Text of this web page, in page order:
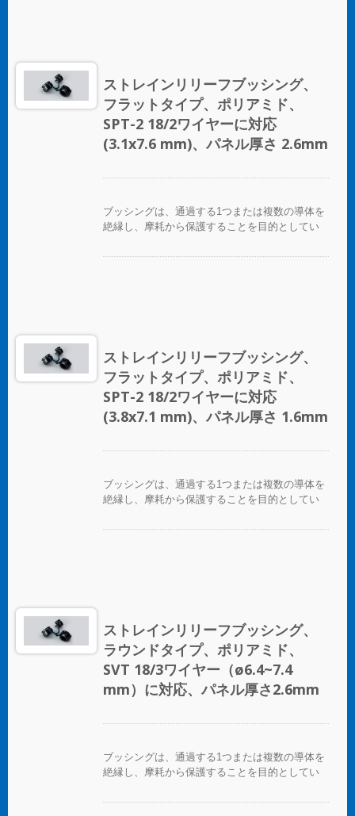
ストレインリリーフブッシング、
フラットタイプ、ポリアミド、
SPT-2 18/2ワイヤーに対応
(3.1x7.6 mm)、パネル厚さ 2.6mm
ブッシングは、通過する1つまたは複数の導体を
絶縁し、摩耗から保護することを目的としてい
ストレインリリーフブッシング、
フラットタイプ、ポリアミド、
SPT-2 18/2ワイヤーに対応
(3.8x7.1 mm)、パネル厚さ 1.6mm
ブッシングは、通過する1つまたは複数の導体を
絶縁し、摩耗から保護することを目的としてい
ストレインリリーフブッシング、
ラウンドタイプ、ポリアミド、
SVT 18/3ワイヤー（ø6.4~7.4
mm）に対応、パネル厚さ2.6mm
ブッシングは、通過する1つまたは複数の導体を
絶縁し、摩耗から保護することを目的としてい